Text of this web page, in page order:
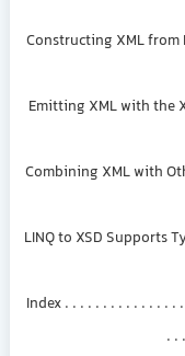
20 Constructing XML
21 Emitting XML with
22 Combining XML with
23 LINQ to XSD
Index . . . . . . . . . . . . . . .
. .